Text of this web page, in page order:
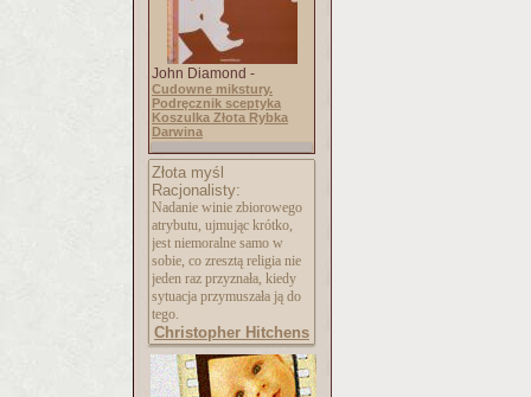
John Diamond -
Cudowne mikstury.
Podręcznik sceptyka
Koszulka Złota Rybka
Darwina
Złota myśl
Racjonalisty:
Nadanie winie zbiorowego
atrybutu, ujmując krótko,
jest niemoralne samo w
sobie, co zresztą religia nie
jeden raz przyznała, kiedy
sytuacja przymuszała ją do
tego.
Christopher Hitchens